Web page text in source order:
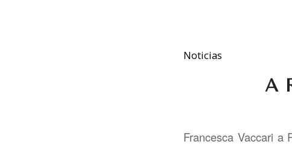
Noticias
A
Francesca Vaccari a